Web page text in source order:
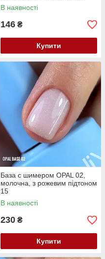
В наявності
146 ₴
Купити
База с шимером OPAL 02,
молочна, з рожевим підтоном
15
В наявності
230 ₴
Купити